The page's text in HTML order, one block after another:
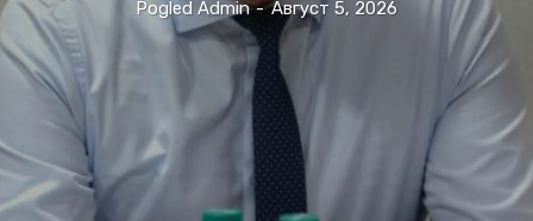
Pogled Admin - Август 5, 2026